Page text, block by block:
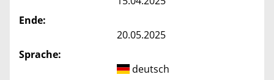
Ende:
20.05.2025
Sprache:
deutsch